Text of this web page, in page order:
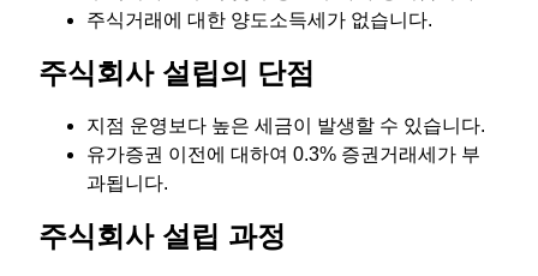
주식거래에 대한 양도소득세가 없습니다.
주식회사 설립의 단점
지점 운영보다 높은 세금이 발생할 수 있습니다.
유가증권 이전에 대하여 0.3% 증권거래세가 부
과됩니다.
주식회사 설립 과정